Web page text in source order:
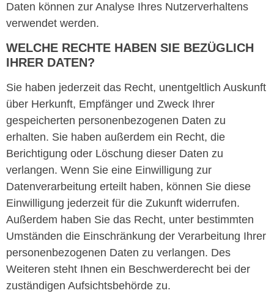
Daten können zur Analyse Ihres Nutzerverhaltens
verwendet werden.
WELCHE RECHTE HABEN SIE BEZÜGLICH
IHRER DATEN?
Sie haben jederzeit das Recht, unentgeltlich Auskunft
über Herkunft, Empfänger und Zweck Ihrer
gespeicherten personenbezogenen Daten zu
erhalten. Sie haben außerdem ein Recht, die
Berichtigung oder Löschung dieser Daten zu
verlangen. Wenn Sie eine Einwilligung zur
Datenverarbeitung erteilt haben, können Sie diese
Einwilligung jederzeit für die Zukunft widerrufen.
Außerdem haben Sie das Recht, unter bestimmten
Umständen die Einschränkung der Verarbeitung Ihrer
personenbezogenen Daten zu verlangen. Des
Weiteren steht Ihnen ein Beschwerderecht bei der
zuständigen Aufsichtsbehörde zu.